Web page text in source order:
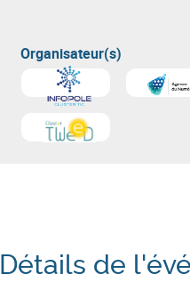
Organisateur(s)
En savoir plus sur En
En savoir plus sur
Détails de